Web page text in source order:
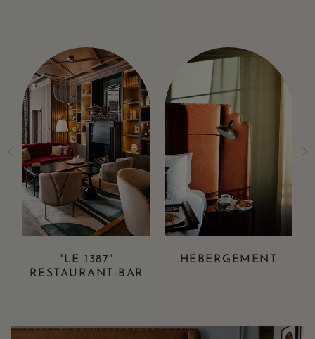
"LE 1387"
RESTAURANT-BAR
HÉBERGEMENT